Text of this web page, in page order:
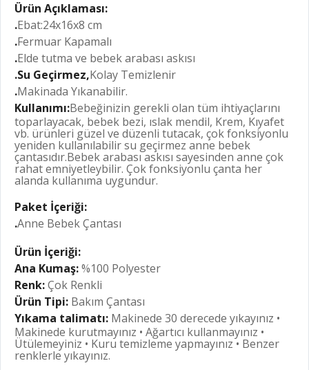
Ürün Açıklaması:
.Ebat:24x16x8 cm
.Fermuar Kapamalı
.Elde tutma ve bebek arabası askısı
.Su Geçirmez,Kolay Temizlenir
.Makinada Yıkanabilir.
Kullanımı:Bebeğinizin gerekli olan tüm ihtiyaçlarını
toparlayacak, bebek bezi, ıslak mendil, Krem, Kıyafet
vb. ürünleri güzel ve düzenli tutacak, çok fonksiyonlu
yeniden kullanılabilir su geçirmez anne bebek
çantasıdır.Bebek arabası askısı sayesinden anne çok
rahat emniyetleybilir. Çok fonksiyonlu çanta her
alanda kullanıma uygundur.
Paket İçeriği:
.Anne Bebek Çantası
Ürün İçeriği:
Ana Kumaş:%100 Polyester
Renk:Çok Renkli
Ürün Tipi: Bakım Çantası
Yıkama talimatı: Makinede 30 derecede yıkayınız •
Makinede kurutmayınız • Ağartıcı kullanmayınız •
Ütülemeyiniz • Kuru temizleme yapmayınız • Benzer
renklerle yıkayınız.